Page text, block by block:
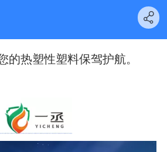
的热塑性塑料保驾护航。